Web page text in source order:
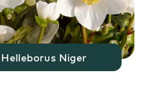
Helleborus Niger